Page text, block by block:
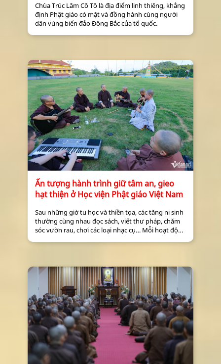
Chùa Trúc Lâm Cô Tô là địa điểm linh thiêng, khẳng
định Phật giáo có mặt và đồng hành cùng người
dân vùng biển đảo Đông Bắc của tổ quốc.
Ấn tượng hành trình giữ tâm an, gieo
hạt thiện ở Học viện Phật giáo Việt Nam
Sau những giờ tu học và thiền tọa, các tăng ni sinh
thường cùng nhau đọc sách, viết thư pháp, chăm
sóc vườn rau, chơi các loại nhạc cụ… Mỗi hoạt động